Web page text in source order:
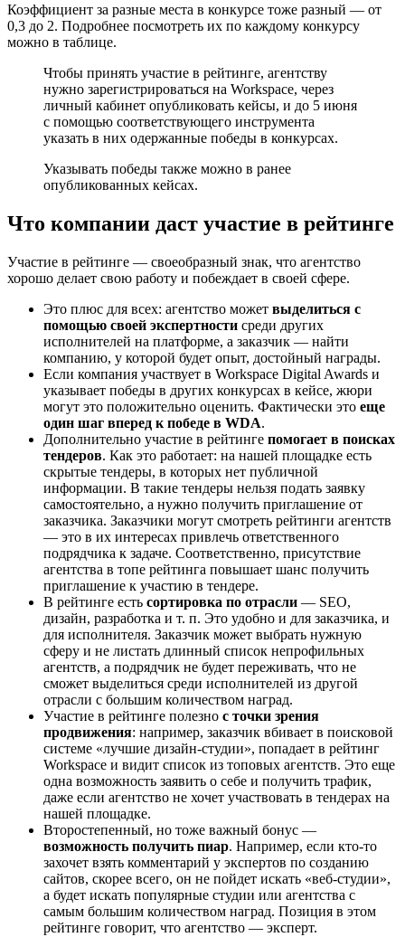
Коэффициент за разные места в конкурсе тоже разный — от
0,3 до 2. Подробнее посмотреть их по каждому конкурсу
можно в таблице.
Чтобы принять участие в рейтинге, агентству
нужно зарегистрироваться на Workspace, через
личный кабинет опубликовать кейсы, и до 5 июня
с помощью соответствующего инструмента
указать в них одержанные победы в конкурсах.
Указывать победы также можно в ранее
опубликованных кейсах.
Что компании даст участие в рейтинге
Участие в рейтинге — своеобразный знак, что агентство
хорошо делает свою работу и побеждает в своей сфере.
Это плюс для всех: агентство может выделиться с
помощью своей экспертности среди других
исполнителей на платформе, а заказчик — найти
компанию, у которой будет опыт, достойный награды.
Если компания участвует в Workspace Digital Awards и
указывает победы в других конкурсах в кейсе, жюри
могут это положительно оценить. Фактически это еще
один шаг вперед к победе в WDA.
Дополнительно участие в рейтинге помогает в поисках
тендеров. Как это работает: на нашей площадке есть
скрытые тендеры, в которых нет публичной
информации. В такие тендеры нельзя подать заявку
самостоятельно, а нужно получить приглашение от
заказчика. Заказчики могут смотреть рейтинги агентств
— это в их интересах привлечь ответственного
подрядчика к задаче. Соответственно, присутствие
агентства в топе рейтинга повышает шанс получить
приглашение к участию в тендере.
В рейтинге есть сортировка по отрасли — SEO,
дизайн, разработка и т. п. Это удобно и для заказчика, и
для исполнителя. Заказчик может выбрать нужную
сферу и не листать длинный список непрофильных
агентств, а подрядчик не будет переживать, что не
сможет выделиться среди исполнителей из другой
отрасли с большим количеством наград.
Участие в рейтинге полезно с точки зрения
продвижения: например, заказчик вбивает в поисковой
системе «лучшие дизайн-студии», попадает в рейтинг
Workspace и видит список из топовых агентств. Это еще
одна возможность заявить о себе и получить трафик,
даже если агентство не хочет участвовать в тендерах на
нашей площадке.
Второстепенный, но тоже важный бонус —
возможность получить пиар. Например, если кто-то
захочет взять комментарий у экспертов по созданию
сайтов, скорее всего, он не пойдет искать «веб-студии»,
а будет искать популярные студии или агентства с
самым большим количеством наград. Позиция в этом
рейтинге говорит, что агентство — эксперт.